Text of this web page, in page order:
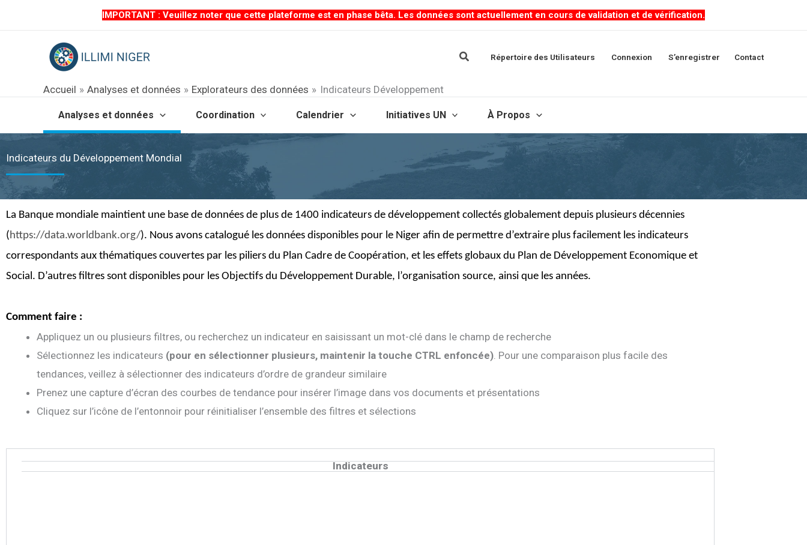
IMPORTANT : Veuillez noter que cette plateforme est en phase bêta. Les données sont actuellement en cours de validation et de vérification.
RechercherRépertoire des Utilisateurs Connexion S’enregistrer Contact
Accueil Analyses et données Explorateurs des données Indicateurs Développement
Analyses et données Coordination Calendrier Initiatives UN À Propos
Indicateurs du Développement Mondial
La Banque mondiale maintient une base de données de plus de 1400 indicateurs de développement collectés globalement depuis plusieurs décennies
(https://data.worldbank.org/). Nous avons catalogué les données disponibles pour le Niger afin de permettre d’extraire plus facilement les indicateurs
correspondants aux thématiques couvertes par les piliers du Plan Cadre de Coopération, et les effets globaux du Plan de Développement Economique et
Social. D’autres filtres sont disponibles pour les Objectifs du Développement Durable, l’organisation source, ainsi que les années.
Comment faire :
Appliquez un ou plusieurs filtres, ou recherchez un indicateur en saisissant un mot-clé dans le champ de recherche
Sélectionnez les indicateurs (pour en sélectionner plusieurs, maintenir la touche CTRL enfoncée). Pour une comparaison plus facile des
tendances, veillez à sélectionner des indicateurs d’ordre de grandeur similaire
Prenez une capture d’écran des courbes de tendance pour insérer l’image dans vos documents et présentations
Cliquez sur l’icône de l’entonnoir pour réinitialiser l’ensemble des filtres et sélections
Indicateurs